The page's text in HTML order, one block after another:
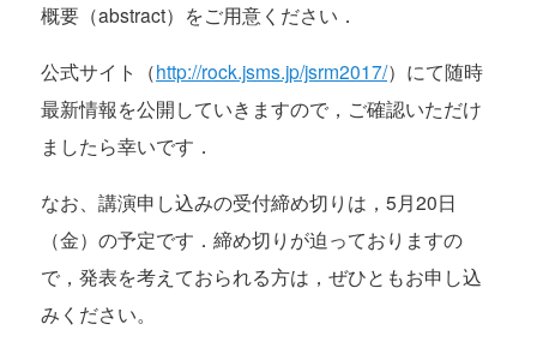
概要（abstract）をご用意ください．
公式サイト（http://rock.jsms.jp/jsrm2017/）にて随時
最新情報を公開していきますので，ご確認いただけ
ましたら幸いです．
なお、講演申し込みの受付締め切りは，5月20日
（金）の予定です．締め切りが迫っておりますの
で，発表を考えておられる方は，ぜひともお申し込
みください。